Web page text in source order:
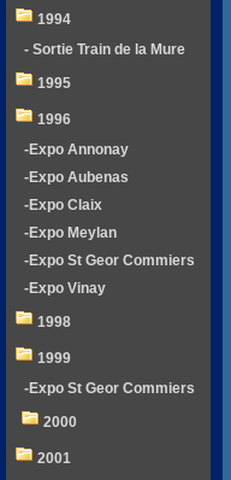
1994
- Sortie Train de la Mure
1995
1996
-Expo Annonay
-Expo Aubenas
-Expo Claix
-Expo Meylan
-Expo St Geor Commiers
-Expo Vinay
1998
1999
-Expo St Geor Commiers
2000
2001